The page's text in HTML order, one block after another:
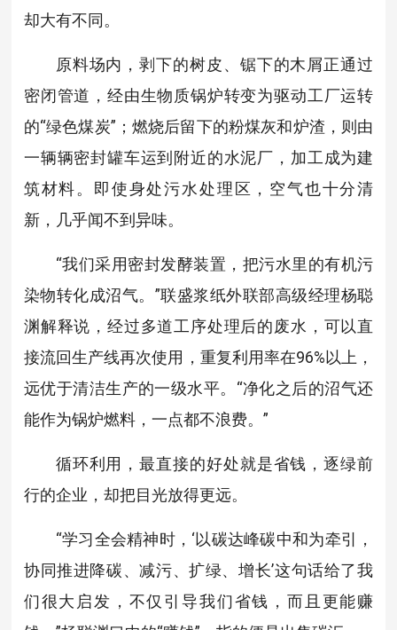
却大有不同。
原料场内，剥下的树皮、锯下的木屑正通过
密闭管道，经由生物质锅炉转变为驱动工厂运转
的“绿色煤炭”；燃烧后留下的粉煤灰和炉渣，则由
一辆辆密封罐车运到附近的水泥厂，加工成为建
筑材料。即使身处污水处理区，空气也十分清
新，几乎闻不到异味。
“我们采用密封发酵装置，把污水里的有机污
染物转化成沼气。”联盛浆纸外联部高级经理杨聪
渊解释说，经过多道工序处理后的废水，可以直
接流回生产线再次使用，重复利用率在96%以上，
远优于清洁生产的一级水平。“净化之后的沼气还
能作为锅炉燃料，一点都不浪费。”
循环利用，最直接的好处就是省钱，逐绿前
行的企业，却把目光放得更远。
“学习全会精神时，‘以碳达峰碳中和为牵引，
协同推进降碳、减污、扩绿、增长’这句话给了我
们很大启发，不仅引导我们省钱，而且更能赚